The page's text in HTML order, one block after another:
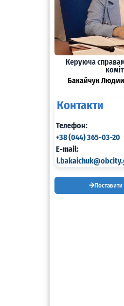
Керуюча
Бакайчук
Контакти
Телефон:
+38 (044) 365-03-20
E-mail:
Поставити